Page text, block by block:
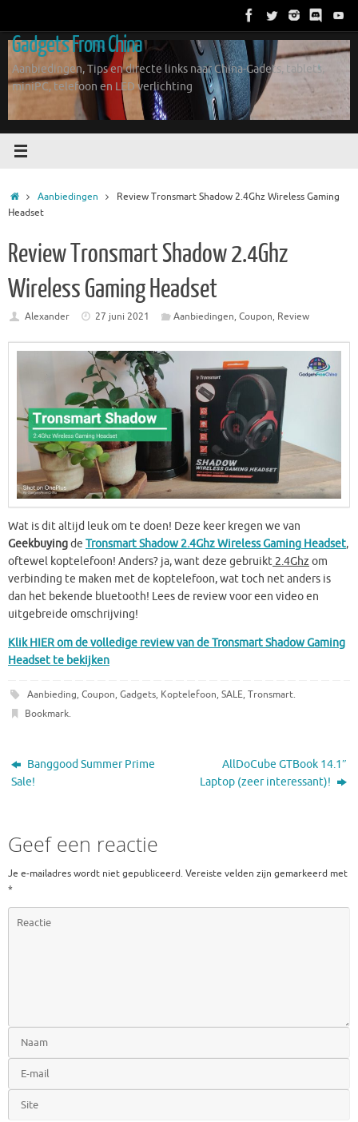
de
inhoud
Gadgets From China
Aanbiedingen, Tips en directe links naar China-Gadets, tablets,
miniPC, telefoon en LED verlichting
HomeAanbiedingen
Review Tronsmart Shadow 2.4Ghz Wireless Gaming
Headset
Review Tronsmart Shadow 2.4Ghz
Wireless Gaming Headset
Alexander 27 juni 2021 Aanbiedingen, Coupon, Review
Wat is dit altijd leuk om te doen! Deze keer kregen we van
Geekbuyingde Tronsmart Shadow 2.4Ghz Wireless Gaming Headset,
oftewel koptelefoon! Anders? ja, want deze gebruikt 2.4Ghz om
verbinding te maken met de koptelefoon, wat toch net anders is
dan het bekende bluetooth! Lees de review voor een video en
uitgebreide omschrijving!
Klik HIER om de volledige review van de Tronsmart Shadow Gaming
Headset te bekijken
Aanbieding, Coupon, Gadgets, Koptelefoon, SALE, Tronsmart.
Bookmark.
Banggood Summer Prime
Sale!
AllDoCube GTBook 14.1″
Laptop (zeer interessant)!
Geef een reactie
Je e-mailadres wordt niet gepubliceerd. Vereiste velden zijn gemarkeerd met
*